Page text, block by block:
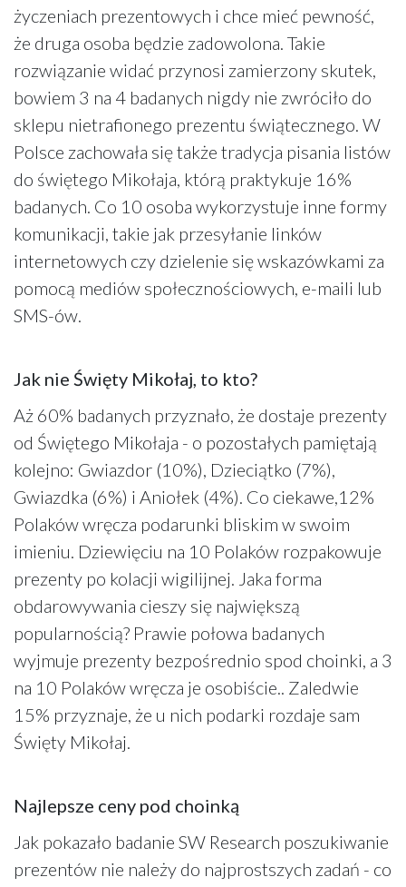
życzeniach prezentowych i chce mieć pewność,
że druga osoba będzie zadowolona. Takie
rozwiązanie widać przynosi zamierzony skutek,
bowiem 3 na 4 badanych nigdy nie zwróciło do
sklepu nietrafionego prezentu świątecznego. W
Polsce zachowała się także tradycja pisania listów
do świętego Mikołaja, którą praktykuje 16%
badanych. Co 10 osoba wykorzystuje inne formy
komunikacji, takie jak przesyłanie linków
internetowych czy dzielenie się wskazówkami za
pomocą mediów społecznościowych, e-maili lub
SMS-ów.
Jak nie Święty Mikołaj, to kto?
Aż 60% badanych przyznało, że dostaje prezenty
od Świętego Mikołaja - o pozostałych pamiętają
kolejno: Gwiazdor (10%), Dzieciątko (7%),
Gwiazdka (6%) i Aniołek (4%). Co ciekawe,12%
Polaków wręcza podarunki bliskim w swoim
imieniu. Dziewięciu na 10 Polaków rozpakowuje
prezenty po kolacji wigilijnej. Jaka forma
obdarowywania cieszy się największą
popularnością? Prawie połowa badanych
wyjmuje prezenty bezpośrednio spod choinki, a 3
na 10 Polaków wręcza je osobiście.. Zaledwie
15% przyznaje, że u nich podarki rozdaje sam
Święty Mikołaj.
Najlepsze ceny pod choinką
Jak pokazało badanie SW Research poszukiwanie
prezentów nie należy do najprostszych zadań - co